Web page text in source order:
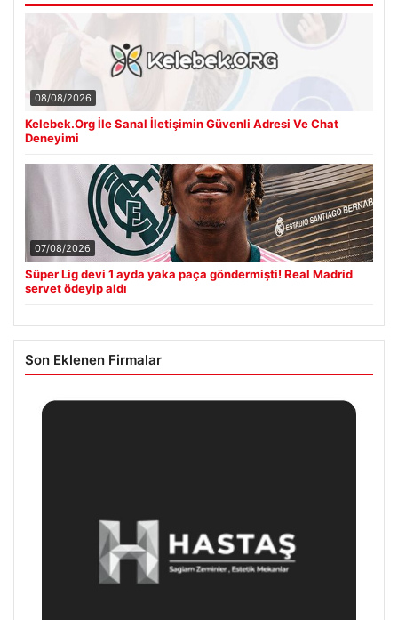
08/08/2026
Kelebek.Org İle Sanal İletişimin Güvenli Adresi Ve Chat
Deneyimi
07/08/2026
Süper Lig devi 1 ayda yaka paça göndermişti! Real Madrid
servet ödeyip aldı
Son Eklenen Firmalar